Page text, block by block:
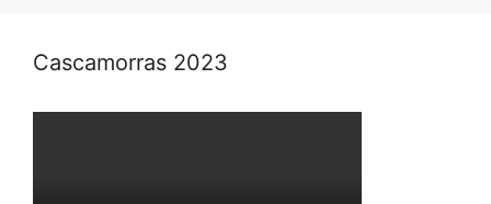
Cascamorras 2023